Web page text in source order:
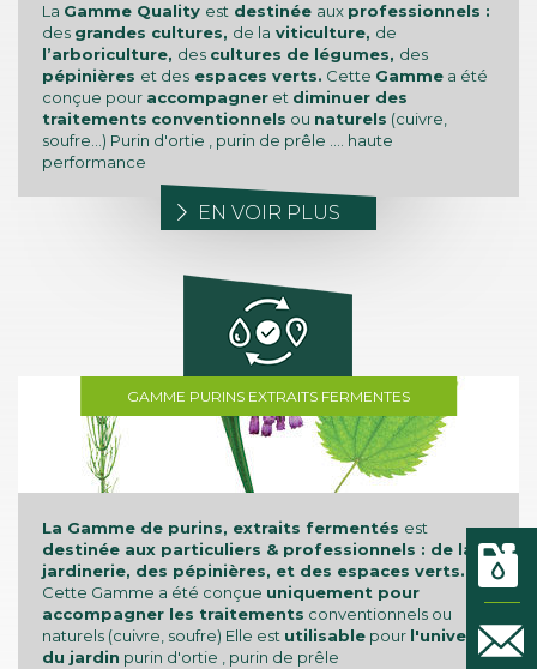
La Gamme Quality est destinée aux professionnels :
des grandes cultures, de la viticulture, de
l’arboriculture, des cultures de légumes, des
pépinières et des espaces verts. Cette Gamme a été
conçue pour accompagner et diminuer des
traitements conventionnels ou naturels (cuivre,
soufre…) Purin d'ortie , purin de prêle .... haute
performance
EN VOIR PLUS
GAMME PURINS EXTRAITS FERMENTES
La Gamme de purins, extraits fermentés est
destinée aux particuliers & professionnels : de la
jardinerie, des pépinières, et des espaces verts.
Cette Gamme a été conçue uniquement pour
accompagner les traitements conventionnels ou
naturels (cuivre, soufre) Elle est utilisable pour l'univers
du jardin purin d'ortie , purin de prêle